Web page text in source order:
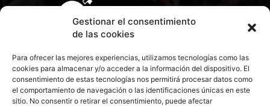
Gestionar el consentimiento
de las cookies
Para ofrecer las mejores experiencias, utilizamos tecnologías como las
cookies para almacenar y/o acceder a la información del dispositivo. El
consentimiento de estas tecnologías nos permitirá procesar datos como
el comportamiento de navegación o las identificaciones únicas en este
sitio. No consentir o retirar el consentimiento, puede afectar